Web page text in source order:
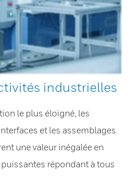
industrielles
le plus éloigné, les
et les assemblages
une valeur inégalée en
répondant à tous